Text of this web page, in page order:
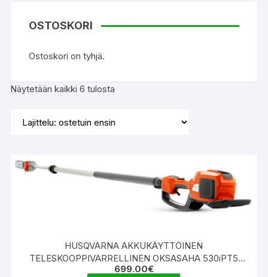
Näytetään kaikki 6 tulosta
HUSQVARNA AKKUKÄYTTÖINEN
TELESKOOPPIVARRELLINEN OKSASAHA 530iPT5
ilman akkua ja laturia 9678848-10
699.00€
OSTOSKORI
Ostoskori on tyhjä.